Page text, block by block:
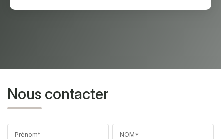
Nous contacter
Prénom* NOM*